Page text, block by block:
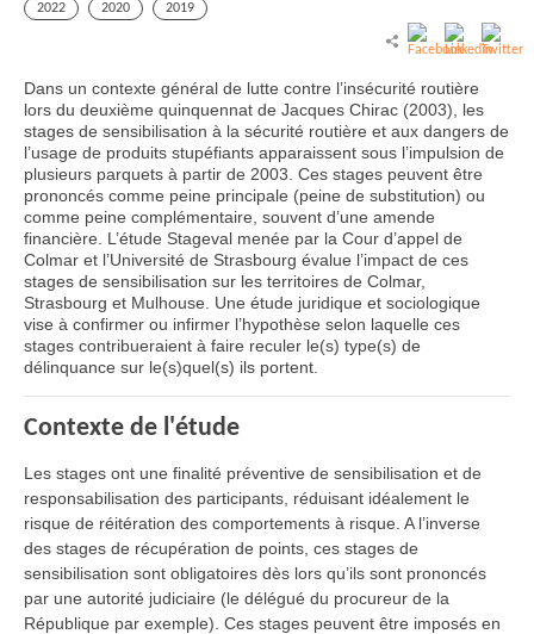
2022 2020 2019
Dans un contexte général de lutte contre l’insécurité routière
lors du deuxième quinquennat de Jacques Chirac (2003), les
stages de sensibilisation à la sécurité routière et aux dangers de
l’usage de produits stupéfiants apparaissent sous l’impulsion de
plusieurs parquets à partir de 2003. Ces stages peuvent être
prononcés comme peine principale (peine de substitution) ou
comme peine complémentaire, souvent d’une amende
financière. L’étude Stageval menée par la Cour d’appel de
Colmar et l’Université de Strasbourg évalue l’impact de ces
stages de sensibilisation sur les territoires de Colmar,
Strasbourg et Mulhouse. Une étude juridique et sociologique
vise à confirmer ou infirmer l’hypothèse selon laquelle ces
stages contribueraient à faire reculer le(s) type(s) de
délinquance sur le(s)quel(s) ils portent.
Contexte de l'étude
Les stages ont une finalité préventive de sensibilisation et de
responsabilisation des participants, réduisant idéalement le
risque de réitération des comportements à risque. A l’inverse
des stages de récupération de points, ces stages de
sensibilisation sont obligatoires dès lors qu’ils sont prononcés
par une autorité judiciaire (le délégué du procureur de la
République par exemple). Ces stages peuvent être imposés en